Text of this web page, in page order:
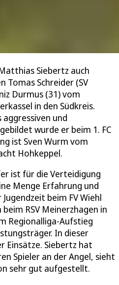
Siebertz auch
Tomas Schreider (SV
Durmus (31) vom
in den Südkreis.
und
wurde er beim 1. FC
ist Sven Wurm vom
Hohkeppel.
ist für die Verteidigung
Menge Erfahrung und
beim FV Wiehl
RSV Meinerzhagen in
Regionalliga-Aufstieg
In dieser
Einsätze. Siebertz hat
Spieler an der Angel, sieht
sehr gut aufgestellt.